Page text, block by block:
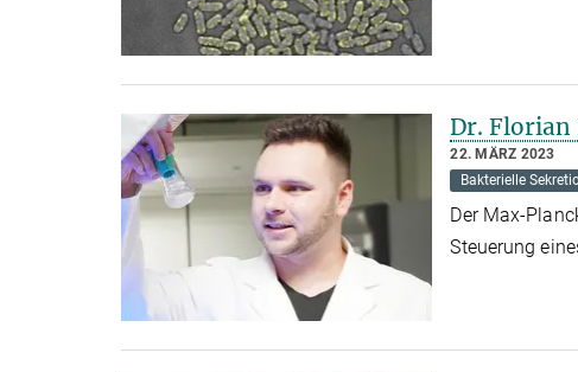
Dr.
22. MÄRZ 2023
Bakterielle
Der Max-
Steuerung